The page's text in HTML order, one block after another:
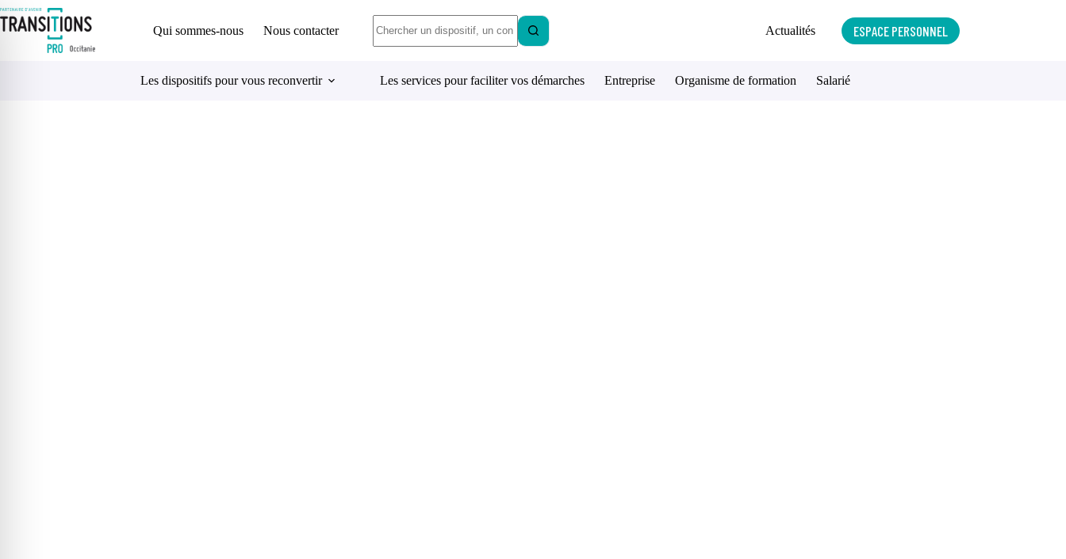
Qui sommes-nous Nous contacter Actualités ESPACE PERSONNEL
Les dispositifs pour vous reconvertir Les services pour faciliter vos démarches Entreprise Organisme de formation Salarié